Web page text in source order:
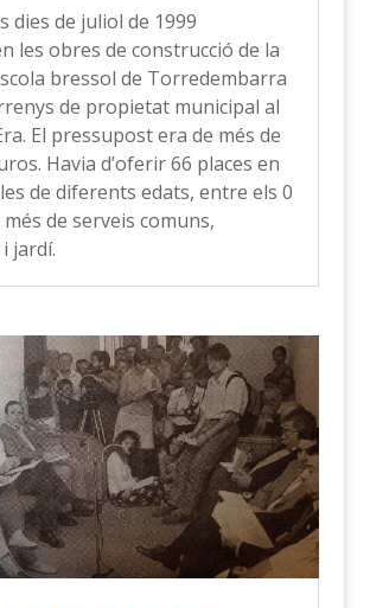
dies de juliol de 1999
les obres de construcció de la
bressol de Torredembarra
de propietat municipal al
El pressupost era de més de
Havia d’oferir 66 places en
de diferents edats, entre els 0
més de serveis comuns,
jardí.